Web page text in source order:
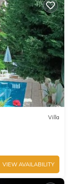
Villa
VIEW AVAILABILITY